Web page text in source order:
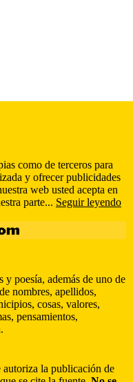
como de terceros para
y ofrecer publicidades
web usted acepta en
parte... Seguir leyendo
y poesía, además de uno de
nombres, apellidos,
cosas, valores,
pensamientos,
autoriza la publicación de